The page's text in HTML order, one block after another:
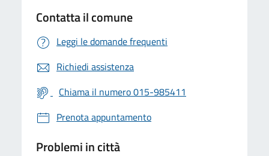
Contatta il comune
Leggi le domande frequenti
Richiedi assistenza
Chiama il numero 015-985411
Prenota appuntamento
Problemi in città